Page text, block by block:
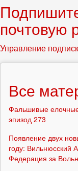
почтовую
Управление
Все
Фальшивые
эпизод 273
Появление двух
году: Вильнюсский
Федерация за